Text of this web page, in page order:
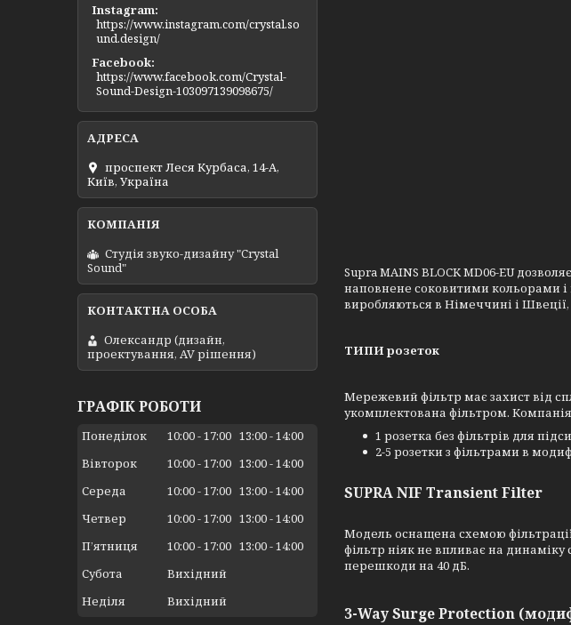
Supra MAINS BLOCK MD06-EU
наповнене соковитими кольорами і
виробляються в Німеччині і Швеції,
ТИПИ розеток
Мережевий фільтр має захист від
укомплектована фільтром.
1 розетка без фільтрів для
2-5 розетки з фільтрами в
SUPRA NIF Transient Filter
Модель оснащена схемою
фільтр ніяк не впливає на
перешкоди на 40 дБ.
3-Way Surge Protection
Instagram
https://www.instagram.com/crystal.so
und.design/
Facebook
https://www.facebook.com/Crystal-
Sound-Design-103097139098675/
проспект Леся Курбаса, 14-А,
Київ, Україна
Студія звуко-дизайну "Crystal
Sound"
Олександр (дизайн,
проектування, AV рішення)
ГРАФІК РОБОТИ
Понеділок 10:00 17:00 13:00 14:00
Вівторок
10:00 17:00 13:00 14:00
Середа
10:00 17:00 13:00 14:00
Четвер
10:00 17:00 13:00 14:00
Пʼятниця
10:00 17:00 13:00 14:00
Субота
Вихідний
Неділя
Вихідний